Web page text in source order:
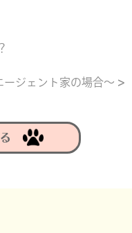
ージェント家の場合～